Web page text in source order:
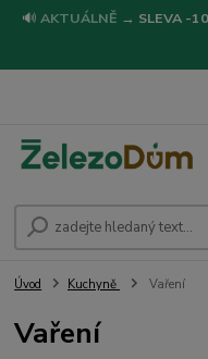
🔊 AKTUÁLNĚ → SLEVA -
Úvod Kuchyně Vaření
Vaření